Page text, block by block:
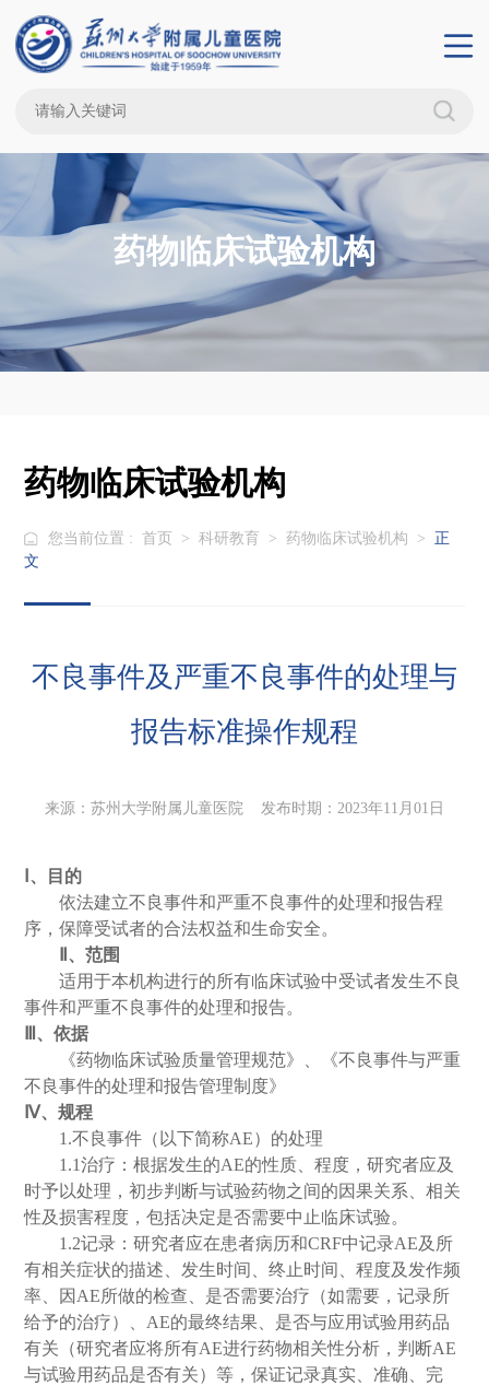
药物临床试验机构
药物临床试验机构
您当前位置 : 首页 > 科研教育 > 药物临床试验机构 >
正
文
不良事件及严重不良事件的处理与
报告标准操作规程
来源：苏州大学附属儿童医院 发布时期：2023年11月01日
Ⅰ、目的
依法建立不良事件和严重不良事件的处理和报告程
序，保障受试者的合法权益和生命安全。
Ⅱ、范围
适用于本机构进行的所有临床试验中受试者发生不良
事件和严重不良事件的处理和报告。
Ⅲ、依据
《药物临床试验质量管理规范》、《不良事件与严重
不良事件的处理和报告管理制度》
Ⅳ、规程
1.不良事件（以下简称AE）的处理
1.1治疗：根据发生的AE的性质、程度，研究者应及
时予以处理，初步判断与试验药物之间的因果关系、相关
性及损害程度，包括决定是否需要中止临床试验。
1.2记录：研究者应在患者病历和CRF中记录AE及所
有相关症状的描述、发生时间、终止时间、程度及发作频
率、因 AE所做的检查、是否需要治疗（如需要，记录所
给予的治疗）、 AE的最终结果、是否与应用试验用药品
有关（研究者应将所有AE进行药物相关性分析，判断AE
与试验用药品是否有关）等，保证记录真实、准确、完